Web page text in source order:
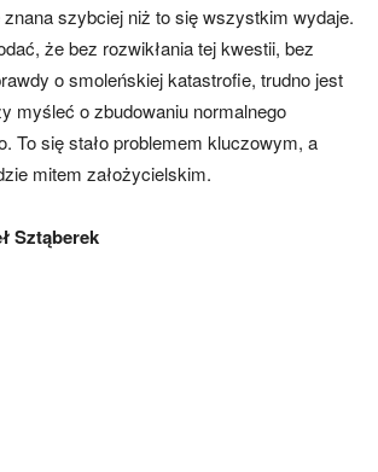
znana szybciej niż to się wszystkim wydaje.
że bez rozwikłania tej kwestii, bez
o smoleńskiej katastrofie, trudno jest
myśleć o zbudowaniu normalnego
To się stało problemem kluczowym, a
mitem założycielskim.
Sztąberek